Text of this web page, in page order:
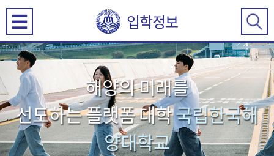
입학정보
해양의 미래를
선도하는 플랫폼 대학국립한국해
양대학교